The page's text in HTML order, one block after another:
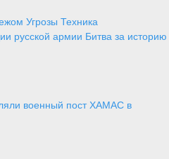
Угрозы Техника
русской армии Битва за историю
военный пост ХАМАС в